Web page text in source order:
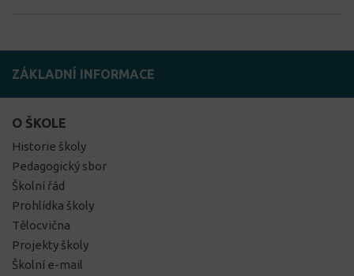
ZÁKLADNÍ INFORMACE
O ŠKOLE
Historie školy
Pedagogický sbor
Školní řád
Prohlídka školy
Tělocvična
Projekty školy
Školní e-mail